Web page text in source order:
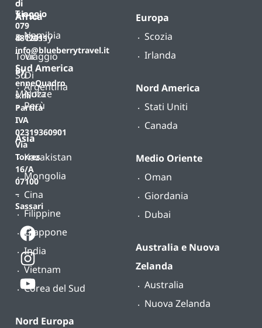
T.
079
4812011
info@blueberrytravel.it
By
enneQuadro
s.r.l.
Partita
IVA
02319360901
Via
Torres
16/A
07100
–
Sassari
Africa
Namibia
Sud America
Argentina
Perù
Asia
Kazakistan
Mongolia
Cina
Filippine
Giappone
India
Vietnam
Corea del Sud
Nord Europa
Europa
Scozia
Irlanda
Nord America
Stati Uniti
Canada
Medio Oriente
Oman
Giordania
Dubai
Australia e Nuova
Zelanda
Australia
Nuova Zelanda
di
viaggio
B-
Tour
Su
Misura
Classy
Viaggio
Di
Nozze